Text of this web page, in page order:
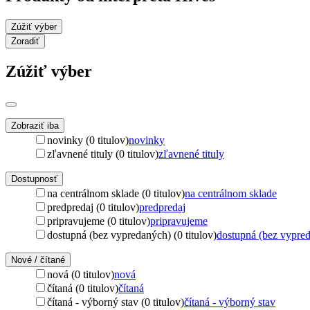
Zúžiť výber
Zoradiť
Zúžiť výber
Zobraziť iba
novinky (0 titulov)novinky
zľavnené tituly (0 titulov)zľavnené tituly
Dostupnosť
na centrálnom sklade (0 titulov)na centrálnom sklade
predpredaj (0 titulov)predpredaj
pripravujeme (0 titulov)pripravujeme
dostupná (bez vypredaných) (0 titulov)dostupná (bez
Nové / čítané
nová (0 titulov)nová
čítaná (0 titulov)čítaná
čítaná - výborný stav (0 titulov)čítaná - výborný stav